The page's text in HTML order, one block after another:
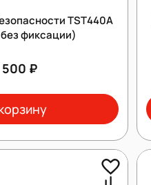
TST440А
фиксации)
500 ₽